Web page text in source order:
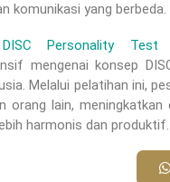
komunikasi yang berbeda.
Personality Test
mengenai konsep
Melalui pelatihan ini,
orang lain,
harmonis dan produktif.